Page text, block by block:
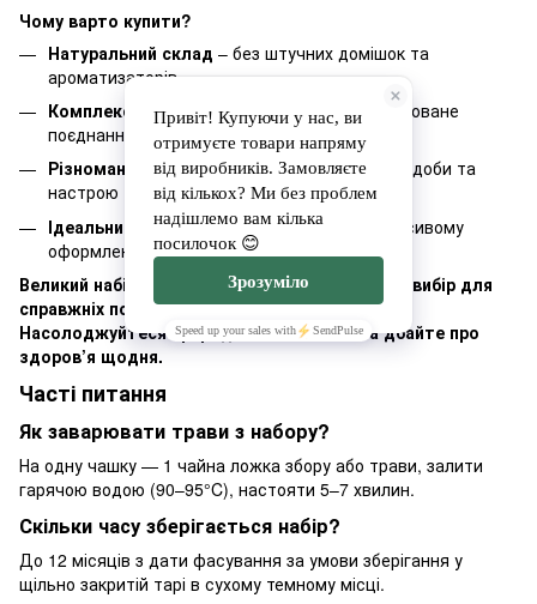
Чому варто купити?
Натуральний склад – без штучних домішок та
ароматизаторів
Комплексна підтримка здоров’я– збалансоване
поєднання трав
Різноманіття смаків– для будь-якого часу доби та
настрою
Ідеальний подарунок– великий набір у красивому
оформленні
Великий набір «Сила природи» – це ідеальний вибір для
справжніх поціновувачів трав'яного чаю.
Насолоджуйтеся природними смаками та дбайте про
здоров’я щодня.
Часті питання
Як заварювати трави з набору?
На одну чашку — 1 чайна ложка збору або трави, залити
гарячою водою (90–95°C), настояти 5–7 хвилин.
Скільки часу зберігається набір?
До 12 місяців з дати фасування за умови зберігання у
щільно закритій тарі в сухому темному місці.